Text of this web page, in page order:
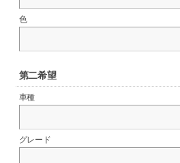
色
第二希望
車種
グレード